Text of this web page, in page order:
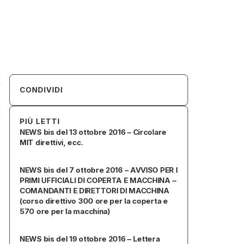
CONDIVIDI
PIÙ LETTI
NEWS bis del 13 ottobre 2016 – Circolare
MIT direttivi, ecc.
NEWS bis del 7 ottobre 2016 – AVVISO PER I
PRIMI UFFICIALI DI COPERTA E MACCHINA –
COMANDANTI E DIRETTORI DI MACCHINA
(corso direttivo 300 ore per la coperta e
570 ore per la macchina)
NEWS bis del 19 ottobre 2016 – Lettera